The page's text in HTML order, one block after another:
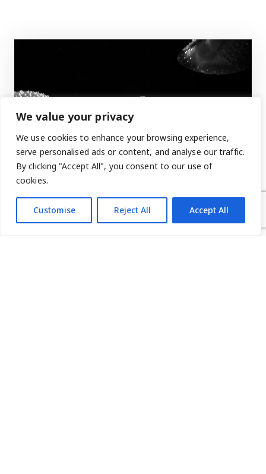
We value your privacy
We use cookies to enhance your browsing experience,
serve personalised ads or content, and analyse our traffic.
By clicking "Accept All", you consent to our use of
cookies.
Customise Reject All Accept All